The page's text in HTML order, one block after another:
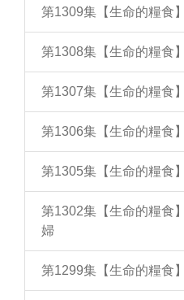
第1309集【生命的糧食
第1308集【生命的糧食
第1307集【生命的糧食
第1306集【生命的糧食
第1305集【生命的糧食
第1302集【生命的糧食
婦
第1299集【生命的糧食